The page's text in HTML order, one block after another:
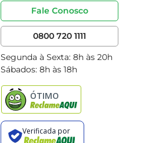
Fale Conosco
0800 720 1111
Segunda à Sexta: 8h às 20h
Sábados: 8h às 18h